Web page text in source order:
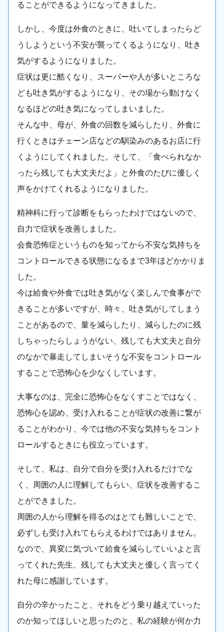
ることができるようになってきました。
しかし、今度は外食のときに、吐いてしまったらど
うしようという不安が襲ってくるようになり、吐き
気がするようになりました。
症状は更に酷くなり、スーパーや人が多いところな
ども吐き気がするようになり、その場から動けなく
なるほどの吐き気になってしまいました。
そんな中、母が、外食の回数を減らしたり、外食に
行くときはチェーン店などの馴染みのあるお店に行
くようにしてくれました。そして、「食べられなか
ったら残しても大丈夫だよ」と外食のたびに優しく
声をかけてくれるようになりました。
精神科に行って診断をもらったわけではないので、
自力で症状を改善しました。
会食恐怖症というものを知ってから不安な気持ちを
コントロールできる状態になるまで3年ほどかかりま
した。
今は給食や外食では吐き気がなく楽しんで食事がで
きることが多いですが、時々、吐き気がしてしまう
ことがあるので、量を減らしたり、減らしたのに残
しちゃったらしょうがない、残しても大丈夫と自分
のなかで暴走してしまいそうな不安をコントロール
することで恐怖心を少なくしています。
大事なのは、完全に恐怖心をなくすことではなく、
恐怖心を認め、受け入れることが症状の改善に繋が
ることがわかり、今では他の不安な気持ちをコント
ロールするときにも役立っています。
そして、私は、自分で自分を受け入れるだけでな
く、周囲の人に理解してもらい、症状を改善するこ
とができました。
周囲の人から理解を得るのはとても難しいことで、
必ずしも受け入れてもらえるわけではありません。
なので、異変に気づいて給食を減らしていいよと言
ってくれた先生、残しても大丈夫と優しく言ってく
れた母に感謝しています。
自分の辛かったこと、それをどう乗り越えていった
のか知ってほしいと思ったのと、私の経験が何か力